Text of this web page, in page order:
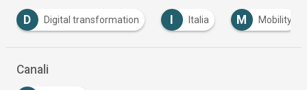
D Digital transformation Italia M Mobility
Canali